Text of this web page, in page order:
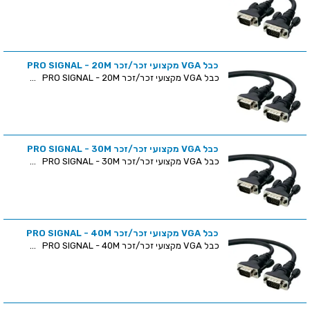
כבל VGA מקצועי זכר/זכר PRO SIGNAL - 20M
כבל VGA מקצועי זכר/זכר PRO SIGNAL - 20M ...
כבל VGA מקצועי זכר/זכר PRO SIGNAL - 30M
כבל VGA מקצועי זכר/זכר PRO SIGNAL - 30M ...
כבל VGA מקצועי זכר/זכר PRO SIGNAL - 40M
כבל VGA מקצועי זכר/זכר PRO SIGNAL - 40M ...